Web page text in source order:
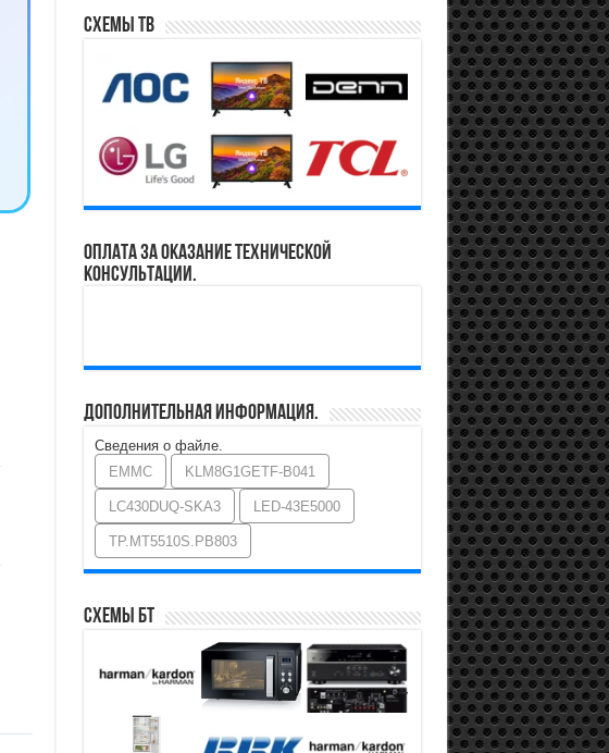
Схемы ТВ
Оплата за оказание технической
консультации.
Дополнительная информация.
Сведения о файле.
EMMC
KLM8G1GETF-B041
LC430DUQ-SKA3 LED-43E5000
TP.MT5510S.PB803
Схемы БТ